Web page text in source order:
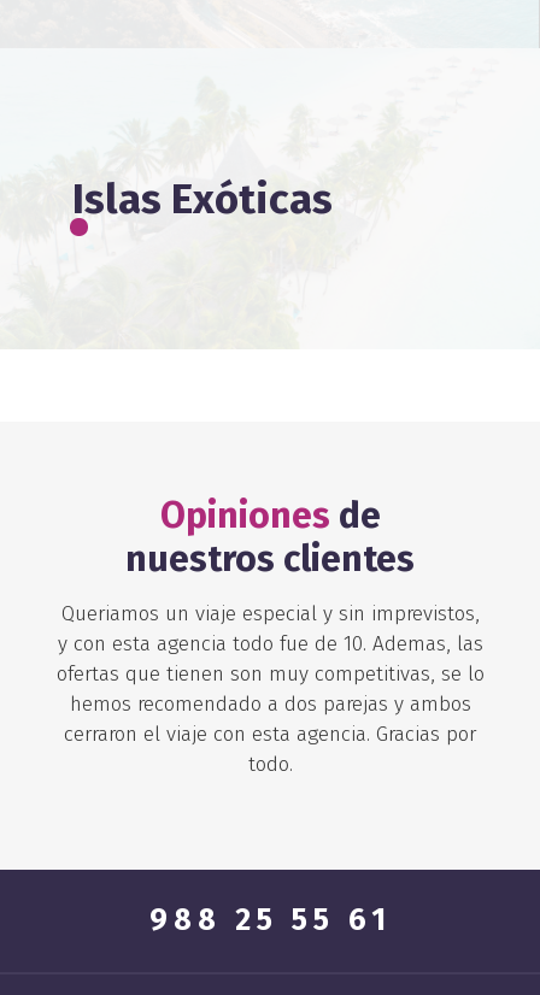
Islas Exóticas
Opiniones de
nuestros clientes
Queriamos un viaje especial y sin imprevistos,
y con esta agencia todo fue de 10. Ademas, las
ofertas que tienen son muy competitivas, se lo
hemos recomendado a dos parejas y ambos
cerraron el viaje con esta agencia. Gracias por
todo.
988 25 55 61